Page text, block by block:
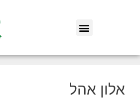
אלון אהל